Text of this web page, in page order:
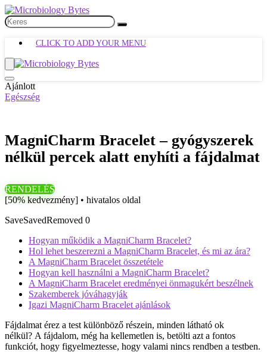
CLICK TO ADD YOUR MENU
Ajánlott
Egészség
MagniCharm Bracelet – gyógyszerek
nélkül percek alatt enyhíti a fájdalmat
RENDELÉS
[50% kedvezmény] • hivatalos oldal
SaveSavedRemoved 0
Hogyan működik a MagniCharm Bracelet?
Hol lehet beszerezni a MagniCharm Bracelet, és mi az ára?
A MagniCharm Bracelet összetétele
Hogyan kell használni a MagniCharm Bracelet?
A MagniCharm Bracelet eredményei önmagukért beszélnek
Szakemberek jóváhagyják
Igazi MagniCharm Bracelet ajánlások
Fájdalmat érez a test különböző részein, minden látható ok
nélkül? A fájdalom, még ha kellemetlen is, betölti azt a fontos
funkciót, hogy figyelmeztesse, hogy valami nincs rendben a testben.